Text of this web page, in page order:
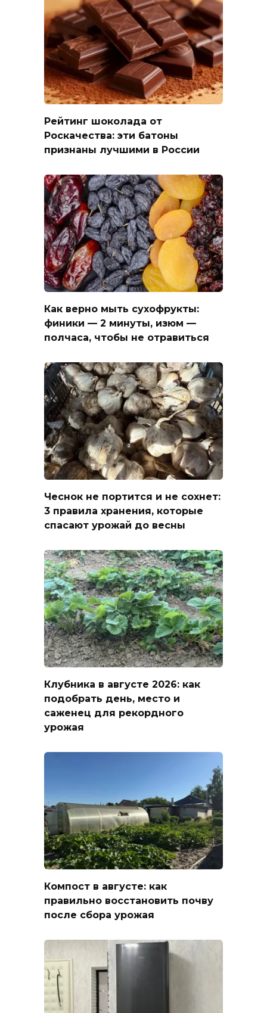
Рейтинг шоколада от
Роскачества: эти батоны
признаны лучшими в России
Как верно мыть сухофрукты:
финики — 2 минуты, изюм —
полчаса, чтобы не отравиться
Чеснок не портится и не сохнет:
3 правила хранения, которые
спасают урожай до весны
Клубника в августе 2026: как
подобрать день, место и
саженец для рекордного
урожая
Компост в августе: как
правильно восстановить почву
после сбора урожая